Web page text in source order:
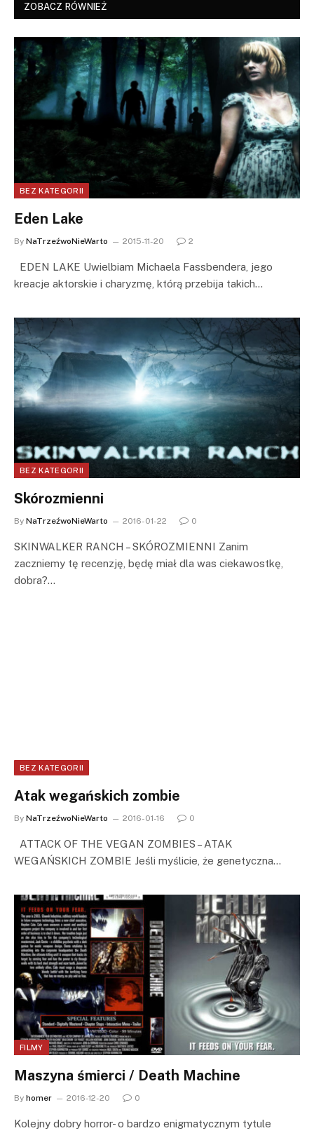
ZOBACZ RÓWNIEŻ
BEZ KATEGORII
Eden Lake
By NaTrzeźwoNieWarto 2015-11-20 2
EDEN LAKE Uwielbiam Michaela Fassbendera, jego
kreacje aktorskie i charyzmę, którą przebija takich…
BEZ KATEGORII
Skórozmienni
By NaTrzeźwoNieWarto 2016-01-22 0
SKINWALKER RANCH – SKÓROZMIENNI Zanim
zaczniemy tę recenzję, będę miał dla was ciekawostkę,
dobra?…
BEZ KATEGORII
Atak wegańskich zombie
By NaTrzeźwoNieWarto 2016-01-16 0
ATTACK OF THE VEGAN ZOMBIES – ATAK
WEGAŃSKICH ZOMBIE Jeśli myślicie, że genetyczna…
FILMY
Maszyna śmierci / Death Machine
By homer 2016-12-20 0
Kolejny dobry horror- o bardzo enigmatycznym tytule